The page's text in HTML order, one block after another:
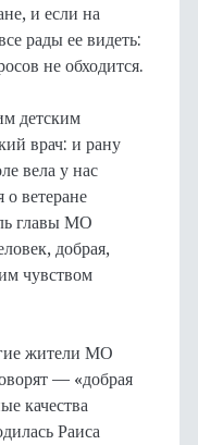
и если на
рады ее видеть:
не обходится.
детским
врач: и рану
вела у нас
ветеране
главы МО
добрая,
чувством
жители МО
— «добрая
качества
Раиса